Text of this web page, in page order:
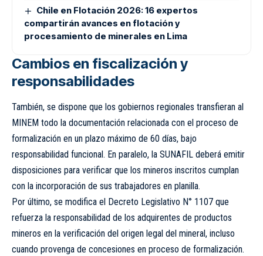
Chile en Flotación 2026: 16 expertos
compartirán avances en flotación y
procesamiento de minerales en Lima
Cambios en fiscalización y
responsabilidades
También, se dispone que los gobiernos regionales transfieran al
MINEM todo la documentación relacionada con el proceso de
formalización en un plazo máximo de 60 días, bajo
responsabilidad funcional. En paralelo, la SUNAFIL deberá emitir
disposiciones para verificar que los mineros inscritos cumplan
con la incorporación de sus trabajadores en planilla.
Por último, se modifica el Decreto Legislativo N° 1107 que
refuerza la responsabilidad de los adquirentes de productos
mineros en la verificación del origen legal del mineral, incluso
cuando provenga de concesiones en proceso de formalización.